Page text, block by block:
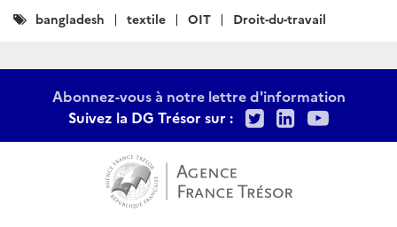
Catégories
bangladesh textile OIT Droit-du-travail
Abonnez-vous à notre lettre d'information
Suivez la DG Trésor sur :
TwitterLinkedIn